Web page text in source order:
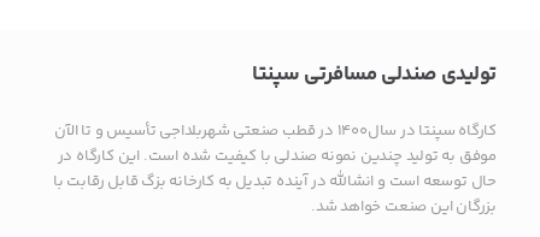
بدیهی است عمدباکس هیچ نوع مسئولیتی در قبال نداشته و
صحت موارد ذکر شده بر عهده فرد آگهی دهنده می باشد.
تولیدی صندلی مسافرتی سپنتا
کارگاه سپنتا در سال۱۴۰۰ در قطب صنعتی شهربلداجی تأسیس و تا الآن
موفق به تولید چندین نمونه صندلی با کیفیت شده است. این کارگاه در
حال توسعه است و انشالله در آینده تبدیل به کارخانه بزگ قابل رقابت با
بزرگان این صنعت خواهد شد.